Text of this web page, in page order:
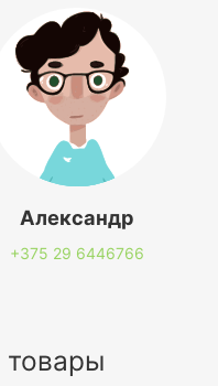
Александр
+375 29 6446766